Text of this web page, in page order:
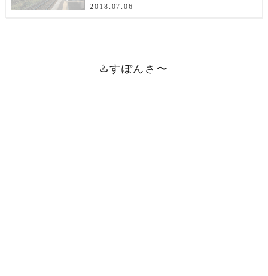
2018.07.06
♨️すぽんさ〜